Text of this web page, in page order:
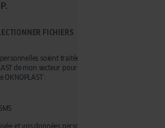
FICHIERS
soient traitées par OKNOPLAST Sp. z o.o.
de mon secteur pour recevoir de la prospection
:
et vos données personnelles, voir mentions